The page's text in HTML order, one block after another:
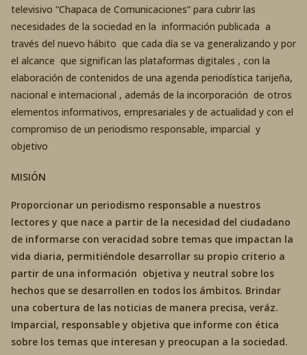
televisivo “Chapaca de Comunicaciones” para cubrir las
necesidades de la sociedad en la información publicada a
través del nuevo hábito que cada día se va generalizando y por
el alcance que significan las plataformas digitales , con la
elaboración de contenidos de una agenda periodística tarijeña,
nacional e internacional , además de la incorporación de otros
elementos informativos, empresariales y de actualidad y con el
compromiso de un periodismo responsable, imparcial y
objetivo
MISIÓN
Proporcionar un periodismo responsable a nuestros
lectores y que nace a partir de la necesidad del ciudadano
de informarse con veracidad sobre temas que impactan la
vida diaria, permitiéndole desarrollar su propio criterio a
partir de una información objetiva y neutral sobre los
hechos que se desarrollen en todos los ámbitos. Brindar
una cobertura de las noticias de manera precisa, veráz.
Imparcial, responsable y objetiva que informe con ética
sobre los temas que interesan y preocupan a la sociedad.